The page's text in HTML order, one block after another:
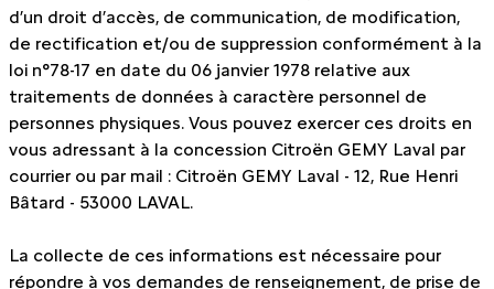
d’un droit d’accès, de communication, de modification,
de rectification et/ou de suppression conformément à la
loi n°78-17 en date du 06 janvier 1978 relative aux
traitements de données à caractère personnel de
personnes physiques. Vous pouvez exercer ces droits en
vous adressant à la concession Citroën GEMY Laval par
courrier ou par mail : Citroën GEMY Laval - 12, Rue Henri
Bâtard - 53000 LAVAL.
La collecte de ces informations est nécessaire pour
répondre à vos demandes de renseignement, de prise de